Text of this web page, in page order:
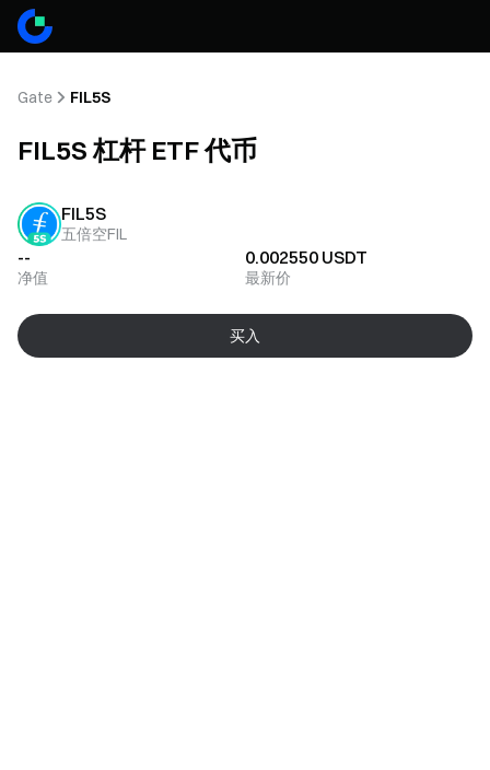
Gate FIL5S
FIL5S 杠杆 ETF 代币
FIL5S
五倍空FIL
--
净值
0.002550 USDT
最新价
买入